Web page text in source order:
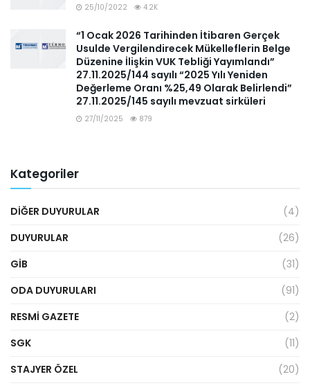
25/10/2022 4.2K
“1 Ocak 2026 Tarihinden İtibaren Gerçek
Usulde Vergilendirecek Mükelleflerin Belge
Düzenine İlişkin VUK Tebliği Yayımlandı”
27.11.2025/144 sayılı “2025 Yılı Yeniden
Değerleme Oranı %25,49 Olarak Belirlendi”
27.11.2025/145 sayılı mevzuat sirküleri
27/11/2025 879
Kategoriler
DIĞER DUYURULAR
(4)
DUYURULAR
(26)
GİB
(31)
ODA DUYURULARI
(91)
RESMI GAZETE
(2)
SGK
(11)
STAJYER ÖZEL
(20)